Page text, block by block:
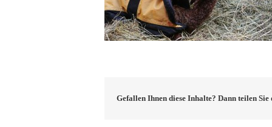
Gefallen Ihnen diese Inhalte? Dann teilen